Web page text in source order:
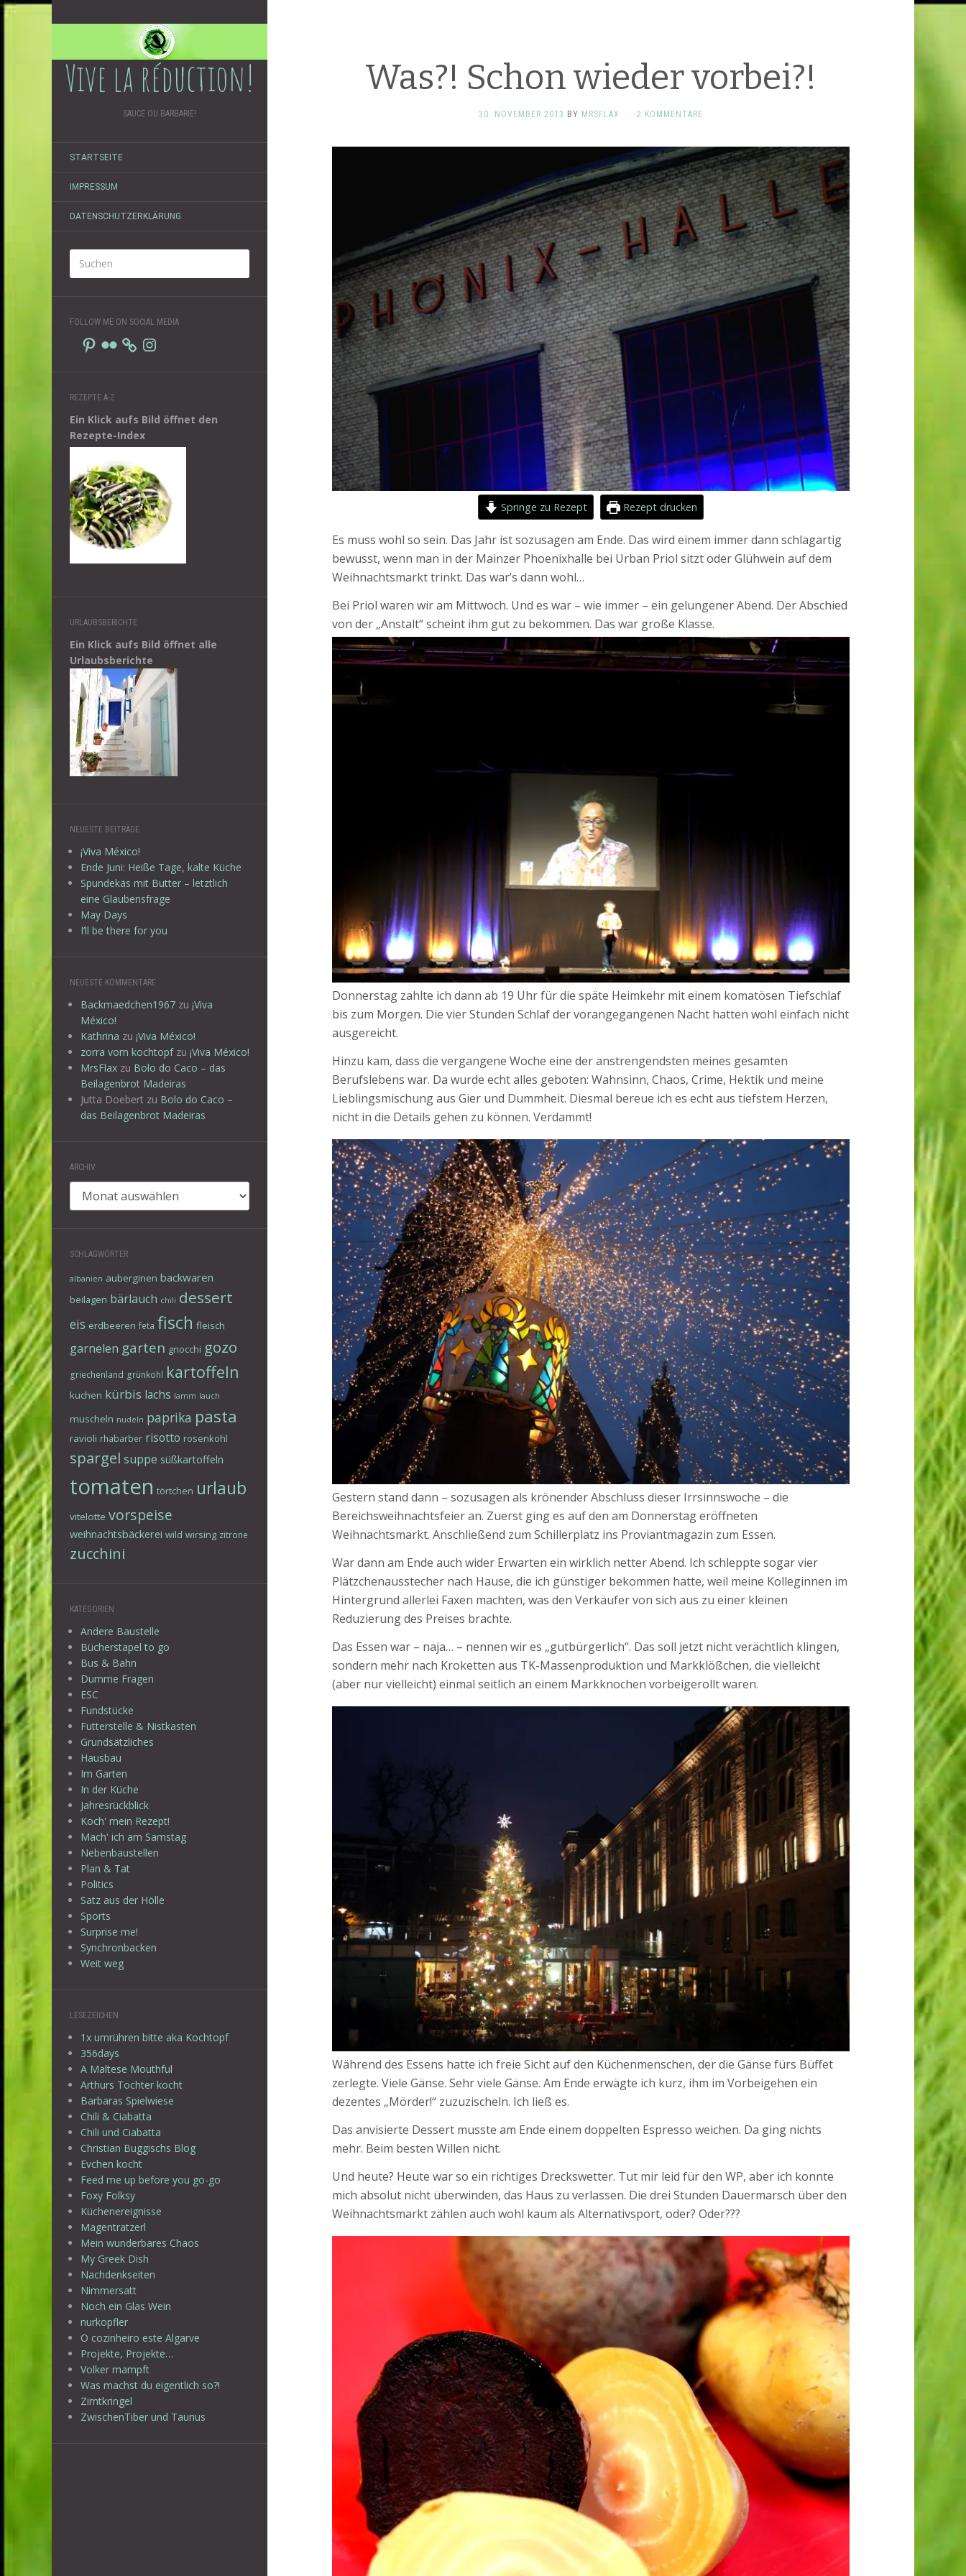
Vive la réduction!
SAUCE OU BARBARIE!
STARTSEITE
IMPRESSUM
DATENSCHUTZERKLÄRUNG
FOLLOW ME ON SOCIAL MEDIA
Pinterest
Flickr Instagram
REZEPTE A-Z
Ein Klick aufs Bild öffnet den
Rezepte-Index
URLAUBSBERICHTE
Ein Klick aufs Bild öffnet alle
Urlaubsberichte
NEUESTE BEITRÄGE
¡Viva México!
Ende Juni: Heiße Tage, kalte Küche
Spundekäs mit Butter – letztlich
eine Glaubensfrage
May Days
I’ll be there for you
NEUESTE KOMMENTARE
Backmaedchen1967 zu ¡Viva
México!
Kathrina zu ¡Viva México!
zorra vom kochtopfzu ¡Viva México!
MrsFlax zu Bolo do Caco – das
Beilagenbrot Madeiras
Jutta Doebert zu Bolo do Caco –
das Beilagenbrot Madeiras
ARCHIV
SCHLAGWÖRTER
albanien auberginen backwaren
beilagen bärlauch chili dessert
eis erdbeeren feta fisch fleisch
garnelen garten gnocchi gozo
griechenland grünkohl kartoffeln
kuchen kürbis lachs lamm lauch
muscheln nudeln paprika pasta
ravioli rhabarber risotto rosenkohl
spargel suppe süßkartoffeln
tomaten törtchen urlaub
vitelotte vorspeise
weihnachtsbäckerei wild wirsing zitrone
zucchini
KATEGORIEN
Andere Baustelle
Bücherstapel to go
Bus & Bahn
Dumme Fragen
ESC
Fundstücke
Futterstelle & Nistkasten
Grundsätzliches
Hausbau
Im Garten
In der Küche
Jahresrückblick
Koch' mein Rezept!
Mach' ich am Samstag
Nebenbaustellen
Plan & Tat
Politics
Satz aus der Hölle
Sports
Surprise me!
Synchronbacken
Weit weg
LESEZEICHEN
1x umrühren bitte aka Kochtopf
356days
A Maltese Mouthful
Arthurs Tochter kocht
Barbaras Spielwiese
Chili & Ciabatta
Chili und Ciabatta
Christian Buggischs Blog
Evchen kocht
Feed me up before you go-go
Foxy Folksy
Küchenereignisse
Magentratzerl
Mein wunderbares Chaos
My Greek Dish
Nachdenkseiten
Nimmersatt
Noch ein Glas Wein
nurkopfler
O cozinheiro este Algarve
Projekte, Projekte…
Volker mampft
Was machst du eigentlich so?!
Zimtkringel
ZwischenTiber und Taunus
Was?! Schon wieder vorbei?!
30. NOVEMBER 2013 BY MRSFLAX · 2 KOMMENTARE
Springe zu Rezept Rezept drucken
Es muss wohl so sein. Das Jahr ist sozusagen am Ende. Das wird einem immer dann schlagartig
bewusst, wenn man in der Mainzer Phoenixhalle bei Urban Priol sitzt oder Glühwein auf dem
Weihnachtsmarkt trinkt. Das war’s dann wohl…
Bei Priol waren wir am Mittwoch. Und es war – wie immer – ein gelungener Abend. Der Abschied
von der „Anstalt“ scheint ihm gut zu bekommen. Das war große Klasse.
Donnerstag zahlte ich dann ab 19 Uhr für die späte Heimkehr mit einem komatösen Tiefschlaf
bis zum Morgen. Die vier Stunden Schlaf der vorangegangenen Nacht hatten wohl einfach nicht
ausgereicht.
Hinzu kam, dass die vergangene Woche eine der anstrengendsten meines gesamten
Berufslebens war. Da wurde echt alles geboten: Wahnsinn, Chaos, Crime, Hektik und meine
Lieblingsmischung aus Gier und Dummheit. Diesmal bereue ich es echt aus tiefstem Herzen,
nicht in die Details gehen zu können. Verdammt!
Gestern stand dann – sozusagen als krönender Abschluss dieser Irrsinnswoche – die
Bereichsweihnachtsfeier an. Zuerst ging es auf den am Donnerstag eröffneten
Weihnachtsmarkt. Anschließend zum Schillerplatz ins Proviantmagazin zum Essen.
War dann am Ende auch wider Erwarten ein wirklich netter Abend. Ich schleppte sogar vier
Plätzchenausstecher nach Hause, die ich günstiger bekommen hatte, weil meine Kolleginnen im
Hintergrund allerlei Faxen machten, was den Verkäufer von sich aus zu einer kleinen
Reduzierung des Preises brachte.
Das Essen war – naja… – nennen wir es „gutbürgerlich“. Das soll jetzt nicht verächtlich klingen,
sondern mehr nach Kroketten aus TK-Massenproduktion und Markklößchen, die vielleicht
(aber nur vielleicht) einmal seitlich an einem Markknochen vorbeigerollt waren.
Während des Essens hatte ich freie Sicht auf den Küchenmenschen, der die Gänse fürs Büffet
zerlegte. Viele Gänse. Sehr viele Gänse. Am Ende erwägte ich kurz, ihm im Vorbeigehen ein
dezentes „Mörder!“ zuzuzischeln. Ich ließ es.
Das anvisierte Dessert musste am Ende einem doppelten Espresso weichen. Da ging nichts
mehr. Beim besten Willen nicht.
Und heute? Heute war so ein richtiges Dreckswetter. Tut mir leid für den WP, aber ich konnte
mich absolut nicht überwinden, das Haus zu verlassen. Die drei Stunden Dauermarsch über den
Weihnachtsmarkt zählen auch wohl kaum als Alternativsport, oder? Oder???